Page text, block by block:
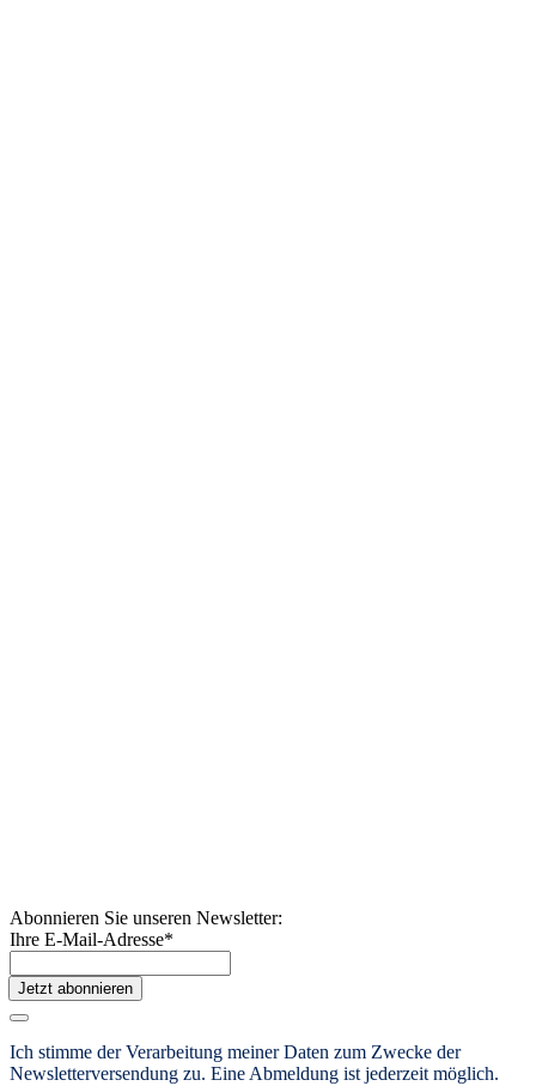
Abonnieren Sie unseren Newsletter:
Ihre E-Mail-Adresse*
Jetzt abonnieren
Ich stimme der Verarbeitung meiner Daten zum Zwecke der
Newsletterversendung zu. Eine Abmeldung ist jederzeit möglich.